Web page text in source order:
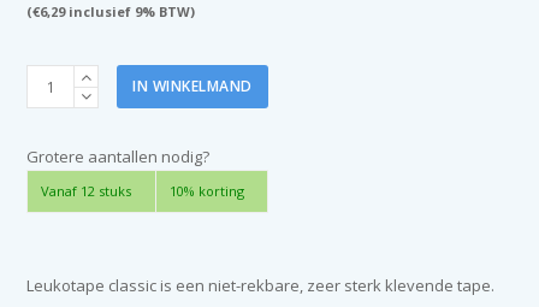
(€6,29inclusief 9% BTW)
Leukotape
2
x
10
IN WINKELMAND
Grotere aantallen nodig?
Vanaf 12 stuks 10% korting
Leukotape classic is een niet-rekbare, zeer sterk klevende tape.